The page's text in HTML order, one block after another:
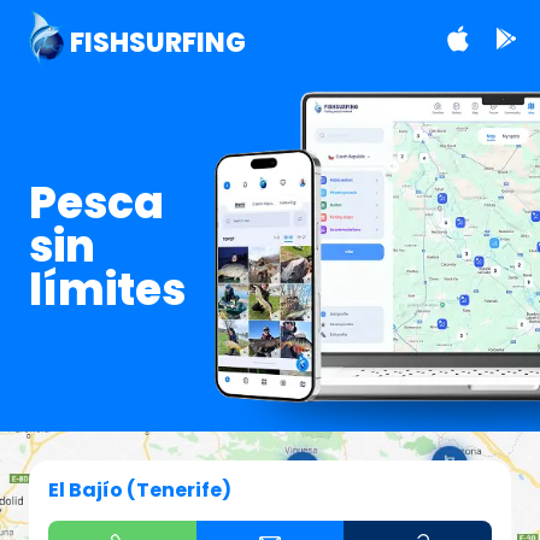
FISHSURFING
Pesca
sin
límites
El Bajío (Tenerife)